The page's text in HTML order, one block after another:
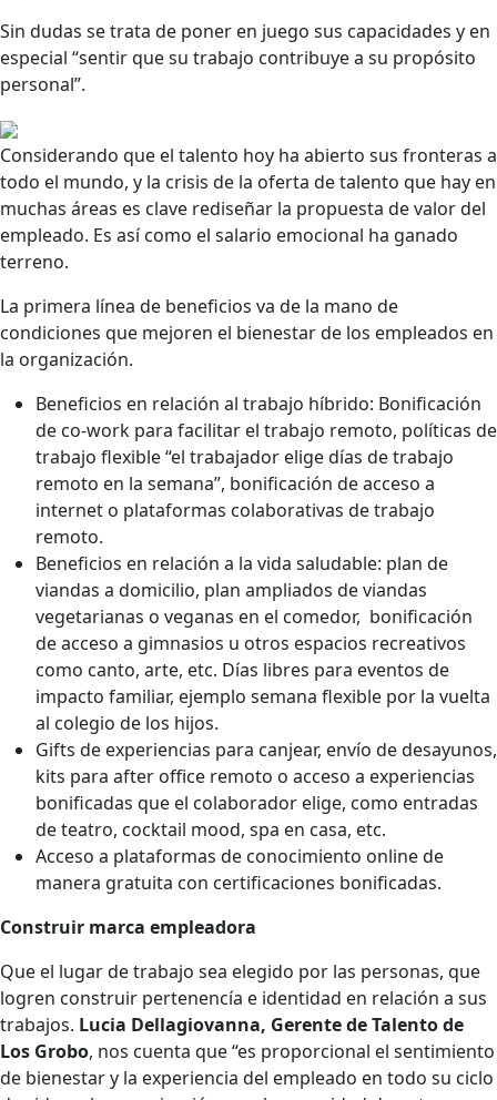
Sin dudas se trata de poner en juego sus capacidades y en
especial “sentir que su trabajo contribuye a su propósito
personal”.
Considerando que el talento hoy ha abierto sus fronteras a
todo el mundo, y la crisis de la oferta de talento que hay en
muchas áreas es clave rediseñar la propuesta de valor del
empleado. Es así como el salario emocional ha ganado
terreno.
La primera línea de beneficios va de la mano de
condiciones que mejoren el bienestar de los empleados en
la organización.
Beneficios en relación al trabajo híbrido: Bonificación
de co-work para facilitar el trabajo remoto, políticas de
trabajo flexible “el trabajador elige días de trabajo
remoto en la semana”, bonificación de acceso a
internet o plataformas colaborativas de trabajo
remoto.
Beneficios en relación a la vida saludable: plan de
viandas a domicilio, plan ampliados de viandas
vegetarianas o veganas en el comedor, bonificación
de acceso a gimnasios u otros espacios recreativos
como canto, arte, etc. Días libres para eventos de
impacto familiar, ejemplo semana flexible por la vuelta
al colegio de los hijos.
Gifts de experiencias para canjear, envío de desayunos,
kits para after office remoto o acceso a experiencias
bonificadas que el colaborador elige, como entradas
de teatro, cocktail mood, spa en casa, etc.
Acceso a plataformas de conocimiento online de
manera gratuita con certificaciones bonificadas.
Construir marca empleadora
Que el lugar de trabajo sea elegido por las personas, que
logren construir pertenencía e identidad en relación a sus
trabajos. Lucia Dellagiovanna, Gerente de Talento de
Los Grobo, nos cuenta que “es proporcional el sentimiento
de bienestar y la experiencia del empleado en todo su ciclo